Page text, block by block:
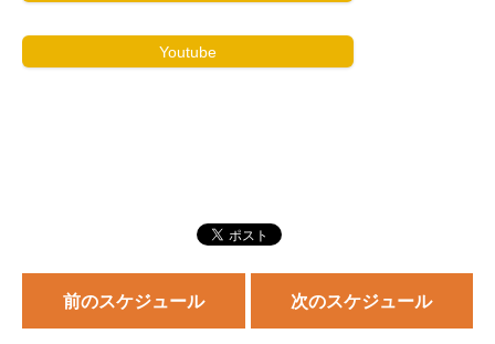
Youtube
前のスケジュール 次のスケジュール